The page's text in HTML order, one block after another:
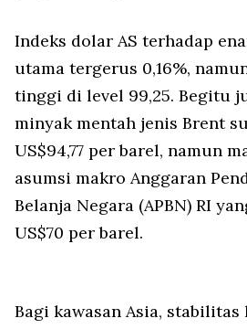
Indeks dolar AS terhadap
utama tergerus 0,16%,
tinggi di level 99,25. Begitu
minyak mentah jenis Brent
US$94,77 per barel, namun
asumsi makro Anggaran
Belanja Negara (APBN) RI
US$70 per barel.
Bagi kawasan Asia,